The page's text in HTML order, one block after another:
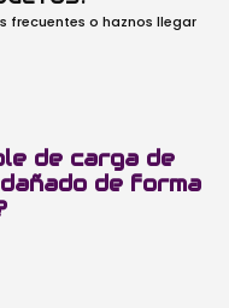
frecuentes o haznos llegar
de carga de
de forma